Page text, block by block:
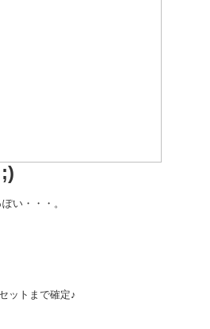
い・・・。
ットまで確定♪